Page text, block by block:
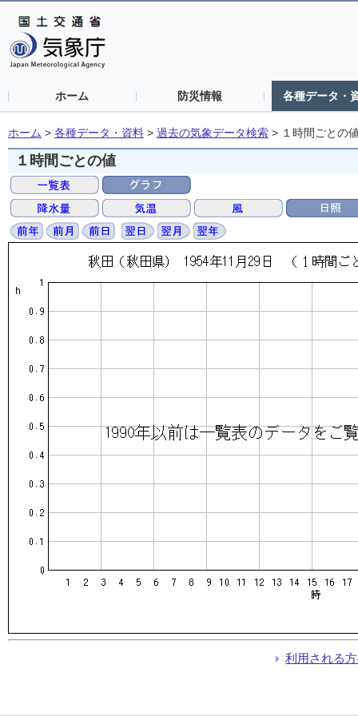
ホーム 防災情報 各種データ・
ホーム > 各種データ・資料 > 過去の気象データ検索 > １時間ごとの
１時間ごとの値
利用される